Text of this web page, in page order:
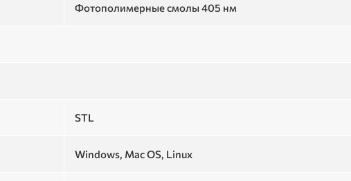
Фотополимерные смолы 405 нм
STL
Windows, Mac OS, Linux